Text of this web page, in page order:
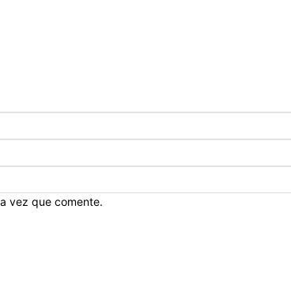
vez que comente.